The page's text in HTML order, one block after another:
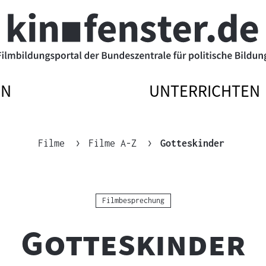
UNTERRICHTEN
Filme Filme A-Z GotteskinderAktuelle
Kategorie:
Filmbesprechung
"
Gotteskinder"